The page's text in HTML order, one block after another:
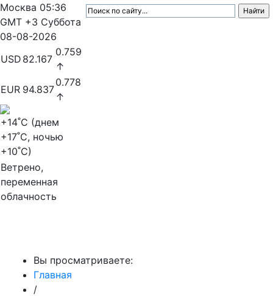
Москва 05:36
GMT +3 Суббота
08-08-2026
USD 82.167
0.759
↑
EUR 94.837
0.778
↑
+14˚C (днем
+17˚C, ночью
+10˚C)
Ветрено,
переменная
облачность
Вы просматриваете:
Главная
/